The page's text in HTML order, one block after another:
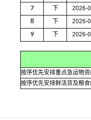
7 下 2026-
8 下 2026-
9 下 2026-
按序优先安排重点急运物
按序优先安排鲜活货及粮